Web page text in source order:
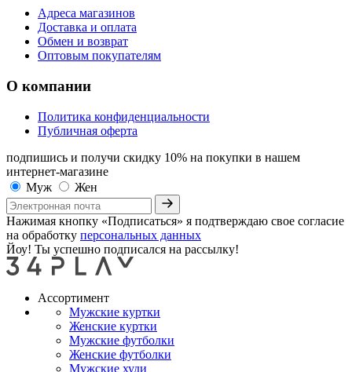
Адреса магазинов
Доставка и оплата
Обмен и возврат
Оптовым покупателям
О компании
Политика конфиденциальности
Публичная оферта
подпишись и получи скидку 10% на покупки в нашем
интернет-магазине
Муж
Жен
Нажимая кнопку «Подписаться» я подтверждаю свое согласие
на обработку персональных данных
Йоу! Ты успешно подписался на рассылку!
Ассортимент
Мужские куртки
Женские куртки
Мужские футболки
Женские футболки
Мужские худи